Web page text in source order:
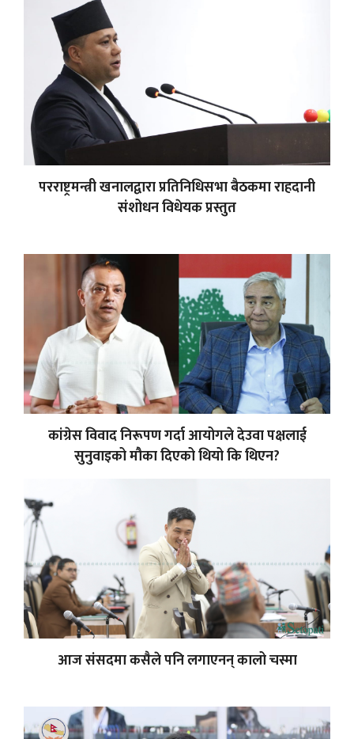
परराष्ट्रमन्त्री खनालद्वारा प्रतिनिधिसभा बैठकमा राहदानी
संशोधन विधेयक प्रस्तुत
कांग्रेस विवाद निरूपण गर्दा आयोगले देउवा पक्षलाई
सुनुवाइको मौका दिएको थियो कि थिएन?
आज संसदमा कसैले पनि लगाएनन् कालो चस्मा